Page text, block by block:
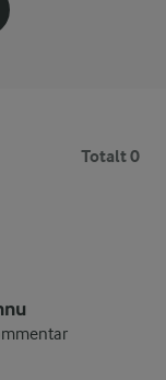
Totalt 0